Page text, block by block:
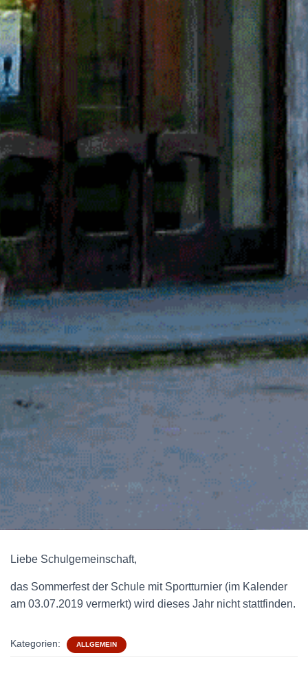
Liebe Schulgemeinschaft,
das Sommerfest der Schule mit Sportturnier (im Kalender
am 03.07.2019 vermerkt) wird dieses Jahr nicht stattfinden.
Kategorien: ALLGEMEIN